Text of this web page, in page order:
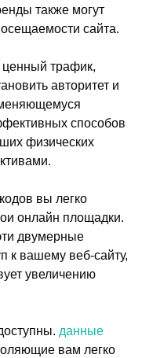
также могут
сайта.
трафик,
авторитет и
способов
физических
вы легко
онлайн площадки.
двумерные
к вашему веб-сайту,
увеличению
данные
вам легко